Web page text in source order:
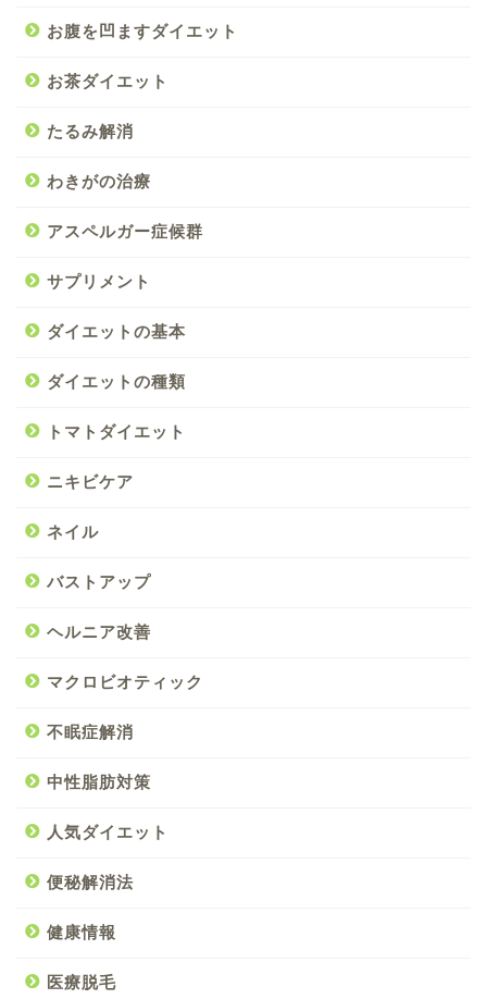
お腹を凹ますダイエット
お茶ダイエット
たるみ解消
わきがの治療
アスペルガー症候群
サプリメント
ダイエットの基本
ダイエットの種類
トマトダイエット
ニキビケア
ネイル
バストアップ
ヘルニア改善
マクロビオティック
不眠症解消
中性脂肪対策
人気ダイエット
便秘解消法
健康情報
医療脱毛